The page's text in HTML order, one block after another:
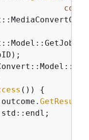
const
()) {
GetResult